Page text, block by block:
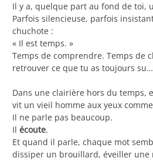
Il y a, quelque part au fond de toi,
Parfois silencieuse, parfois
chuchote :
« Il est temps. »
Temps de comprendre. Temps de
retrouver ce que tu as toujours
Dans une clairière hors du temps,
vit un vieil homme aux yeux
Il ne parle pas beaucoup.
Il écoute.
Et quand il parle, chaque mot
dissiper un brouillard, éveiller une